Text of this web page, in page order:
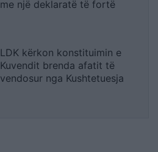
me një deklaratë të fortë
LDK kërkon konstituimin e
Kuvendit brenda afatit të
vendosur nga Kushtetuesja